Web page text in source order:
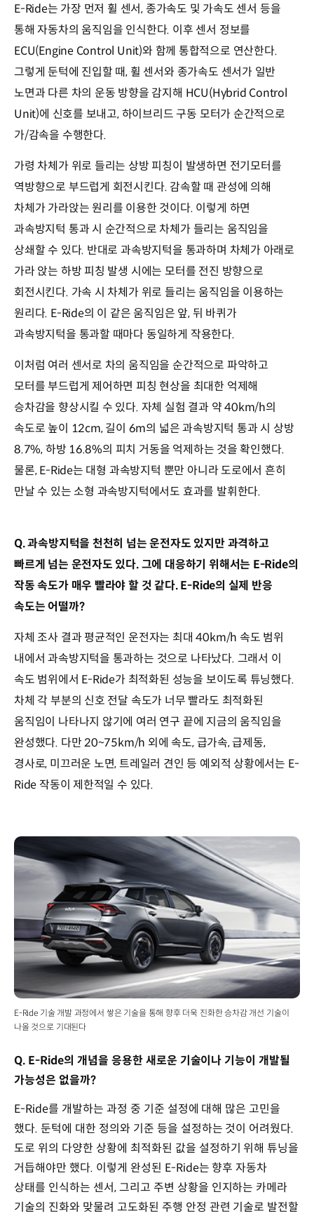
E-Ride는 가장 먼저 휠 센서, 종가속도 및 가속도 센서 등을
통해 자동차의 움직임을 인식한다. 이후 센서 정보를
ECU(Engine Control Unit)와 함께 통합적으로 연산한다.
그렇게 둔턱에 진입할 때, 휠 센서와 종가속도 센서가 일반
노면과 다른 차의 운동 방향을 감지해 HCU(Hybrid Control
Unit)에 신호를 보내고, 하이브리드 구동 모터가 순간적으로
가/감속을 수행한다.
가령 차체가 위로 들리는 상방 피칭이 발생하면 전기모터를
역방향으로 부드럽게 회전시킨다. 감속할 때 관성에 의해
차체가 가라앉는 원리를 이용한 것이다. 이렇게 하면
과속방지턱 통과 시 순간적으로 차체가 들리는 움직임을
상쇄할 수 있다. 반대로 과속방지턱을 통과하며 차체가 아래로
가라 앉는 하방 피칭 발생 시에는 모터를 전진 방향으로
회전시킨다. 가속 시 차체가 위로 들리는 움직임을 이용하는
원리다. E-Ride의 이 같은 움직임은 앞, 뒤 바퀴가
과속방지턱을 통과할 때마다 동일하게 작용한다.
이처럼 여러 센서로 차의 움직임을 순간적으로 파악하고
모터를 부드럽게 제어하면 피칭 현상을 최대한 억제해
승차감을 향상시킬 수 있다. 자체 실험 결과 약 40km/h의
속도로 높이 12cm, 길이 6m의 넓은 과속방지턱 통과 시 상방
8.7%, 하방 16.8%의 피치 거동을 억제하는 것을 확인했다.
물론, E-Ride는 대형 과속방지턱 뿐만 아니라 도로에서 흔히
만날 수 있는 소형 과속방지턱에서도 효과를 발휘한다.
Q. 과속방지턱을 천천히 넘는 운전자도 있지만 과격하고
빠르게 넘는 운전자도 있다. 그에 대응하기 위해서는 E-Ride의
작동 속도가 매우 빨라야 할 것 같다. E-Ride의 실제 반응
속도는 어떨까?
자체 조사 결과 평균적인 운전자는 최대 40km/h 속도 범위
내에서 과속방지턱을 통과하는 것으로 나타났다. 그래서 이
속도 범위에서 E-Ride가 최적화된 성능을 보이도록 튜닝했다.
차체 각 부분의 신호 전달 속도가 너무 빨라도 최적화된
움직임이 나타나지 않기에 여러 연구 끝에 지금의 움직임을
완성했다. 다만 20~75km/h 외에 속도, 급가속, 급제동,
경사로, 미끄러운 노면, 트레일러 견인 등 예외적 상황에서는 E-
Ride 작동이 제한적일 수 있다.
E-Ride 기술 개발 과정에서 쌓은 기술을 통해 향후 더욱 진화한 승차감 개선 기술이
나올 것으로 기대된다
Q. E-Ride의 개념을 응용한 새로운 기술이나 기능이 개발될
가능성은 없을까?
E-Ride를 개발하는 과정 중 기준 설정에 대해 많은 고민을
했다. 둔턱에 대한 정의와 기준 등을 설정하는 것이 어려웠다.
도로 위의 다양한 상황에 최적화된 값을 설정하기 위해 튜닝을
거듭해야만 했다. 이렇게 완성된 E-Ride는 향후 자동차
상태를 인식하는 센서, 그리고 주변 상황을 인지하는 카메라
기술의 진화와 맞물려 고도화된 주행 안정 관련 기술로 발전할